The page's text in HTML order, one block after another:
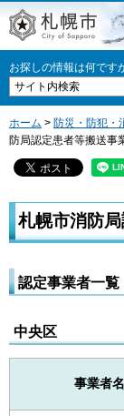
札幌市
お探しの情報は何です
ホーム > 防災・防犯・
防局認定患者等搬送事
札幌市消防
認定事業者一覧
中央区
事業者名